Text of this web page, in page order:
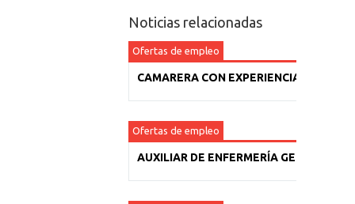
Noticias relacionadas
Ofertas de empleo
CAMARERA CON EXPERIENCIA
Ofertas de empleo
AUXILIAR DE ENFERMERÍA GERIÁTRICA